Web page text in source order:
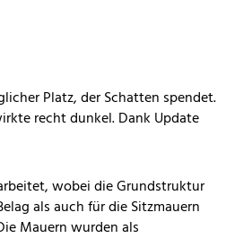
Platz, der Schatten spendet.
recht dunkel. Dank Update
wobei die Grundstruktur
als auch für die Sitzmauern
Mauern wurden als